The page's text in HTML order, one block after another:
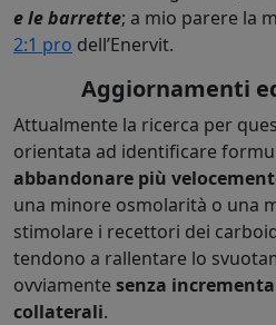
e le barrette; a mio parere la
2:1 pro dell’Enervit.
Aggiornamenti
Attualmente la ricerca per
orientata ad identificare
abbandonare più
una minore osmolarità o una
stimolare i recettori dei
tendono a rallentare lo
ovviamente senza
collaterali.